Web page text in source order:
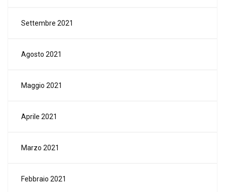
Settembre 2021
Agosto 2021
Maggio 2021
Aprile 2021
Marzo 2021
Febbraio 2021